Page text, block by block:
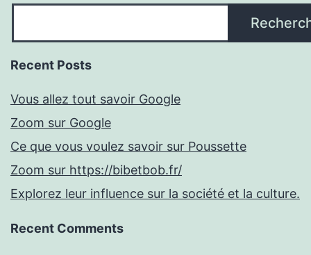
Recent Posts
Vous allez tout savoir Google
Zoom sur Google
Ce que vous voulez savoir sur Poussette
Zoom sur https://bibetbob.fr/
Explorez leur influence sur la société et la culture.
Recent Comments